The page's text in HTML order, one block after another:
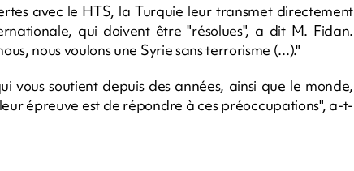
avec le HTS, la Turquie leur transmet directement
qui doivent être "résolues", a dit M. Fidan.
nous voulons une Syrie sans terrorisme (...)."
vous soutient depuis des années, ainsi que le monde,
épreuve est de répondre à ces préoccupations", a-t-